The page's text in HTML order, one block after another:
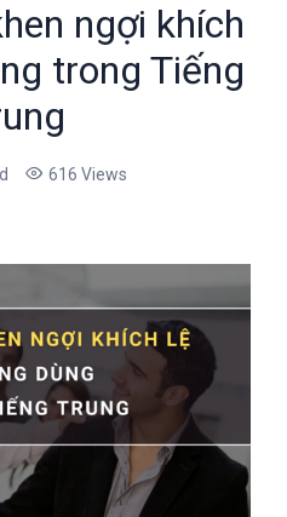
ngợi khích
trong Tiếng
616 Views